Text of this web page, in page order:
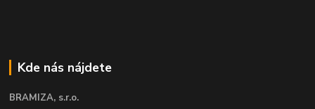
Kde nás nájdete
BRAMIZA, s.r.o.